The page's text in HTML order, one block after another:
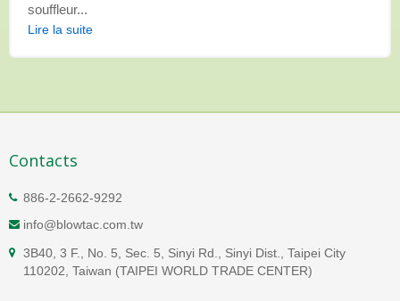
souffleur...
Lire la suite
Contacts
886-2-2662-9292
info@blowtac.com.tw
3B40, 3 F., No. 5, Sec. 5, Sinyi Rd., Sinyi Dist., Taipei City
110202, Taiwan (TAIPEI WORLD TRADE CENTER)